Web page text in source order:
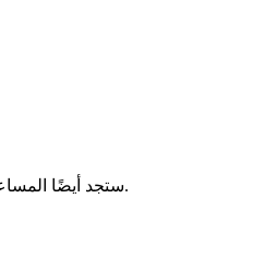
في حالة وجود مشكلة، مركز الاتصال المواطن هنا لمساعدتك. اتصل بهم على 0806 001 620 أو تحقق من قسم المساعدة في موقع ANEF. ستجد أيضًا المساعدة في نقاط الاستقبال الرقمية.